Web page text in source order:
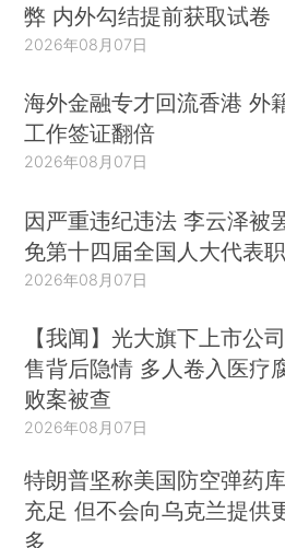
弊 内外勾结提前获取试卷
2026年08月07日
海外金融专才回流香港 外
工作签证翻倍
2026年08月07日
因严重违纪违法 李云泽被
免第十四届全国人大代表
2026年08月07日
【我闻】光大旗下上市公
售背后隐情 多人卷入医疗
败案被查
2026年08月07日
特朗普坚称美国防空弹药
充足 但不会向乌克兰提供
多